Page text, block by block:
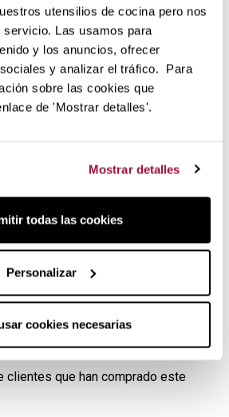
utensilios de cocina pero nos
servicio. Las usamos para
y los anuncios, ofrecer
y analizar el tráfico. Para
sobre las cookies que
de 'Mostrar detalles'.
Mostrar detalles
todas las cookies
Personalizar
cookies necesarias
de 20 piezas
en formato libro y tejido
hoja de 32 cm.
interiores con cierre de
de transporte separada.
mediante combinación de
de Libro Wüsthof
clientes que han comprado este